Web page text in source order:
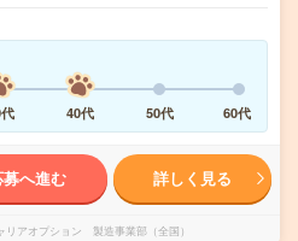
40代 50代 60代
募へ進む 詳しく見る
リアオプション 製造事業部（全国）